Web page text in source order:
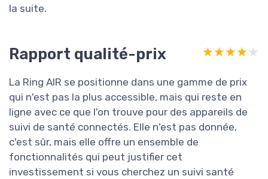
la suite.
Rapport qualité-prix ★★★★★
★★★★★
La Ring AIR se positionne dans une gamme de prix
qui n'est pas la plus accessible, mais qui reste en
ligne avec ce que l'on trouve pour des appareils de
suivi de santé connectés. Elle n'est pas donnée,
c'est sûr, mais elle offre un ensemble de
fonctionnalités qui peut justifier cet
investissement si vous cherchez un suivi santé